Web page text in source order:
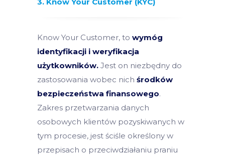
3. Know Your Customer (KYC)
Know Your Customer, to wymóg
identyfikacji i weryfikacja
użytkowników. Jest on niezbędny do
zastosowania wobec nich środków
bezpieczeństwa finansowego.
Zakres przetwarzania danych
osobowych klientów pozyskiwanych w
tym procesie, jest ściśle określony w
przepisach o przeciwdziałaniu praniu